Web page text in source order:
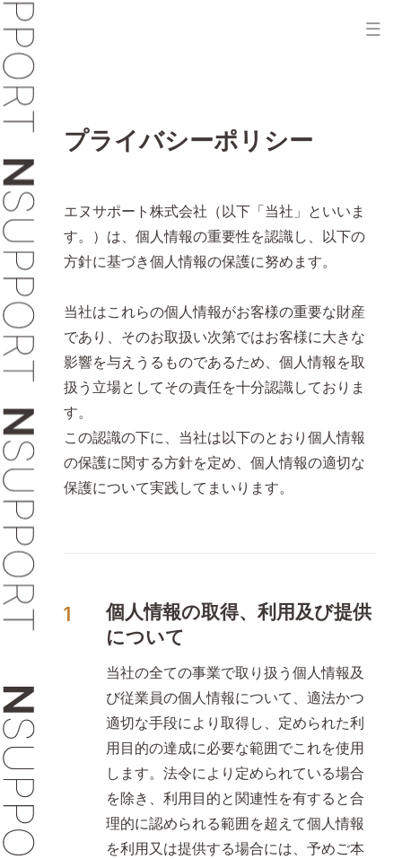
ホーム
会社を知る
仲間を知る
文化を知る
募集中の求人一覧
よくある質問
プライバシーポリシー
エヌサポート株式会社（以下「当社」といいま
す。）は、個人情報の重要性を認識し、以下の
方針に基づき個人情報の保護に努めます。
当社はこれらの個人情報がお客様の重要な財産
であり、そのお取扱い次第ではお客様に大きな
影響を与えうるものであるため、個人情報を取
扱う立場としてその責任を十分認識しておりま
す。
この認識の下に、当社は以下のとおり個人情報
の保護に関する方針を定め、個人情報の適切な
保護について実践してまいります。
個人情報の取得、利用及び提供
について
当社の全ての事業で取り扱う個人情報及
び従業員の個人情報について、適法かつ
適切な手段により取得し、定められた利
用目的の達成に必要な範囲でこれを使用
します。法令により定められている場合
を除き、利用目的と関連性を有すると合
理的に認められる範囲を超えて個人情報
を利用又は提供する場合には、予めご本